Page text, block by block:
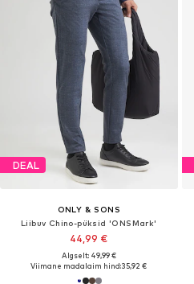
DEAL
ONLY & SONS
Liibuv Chino-püksid 'ONSMark'
44,99 €
Algselt: 49,99 €
Viimane madalaim hind:35,92 €